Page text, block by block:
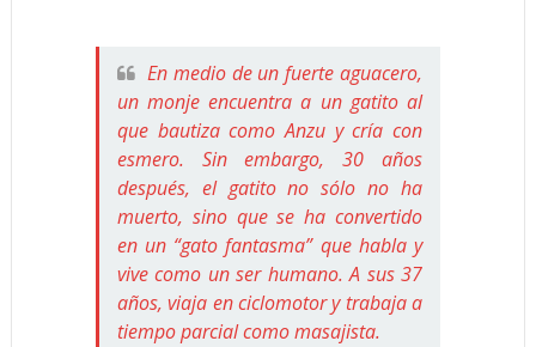
En medio de un fuerte aguacero,
un monje encuentra a un gatito al
que bautiza como Anzu y cría con
esmero. Sin embargo, 30 años
después, el gatito no sólo no ha
muerto, sino que se ha convertido
en un “gato fantasma” que habla y
vive como un ser humano. A sus 37
años, viaja en ciclomotor y trabaja a
tiempo parcial como masajista.